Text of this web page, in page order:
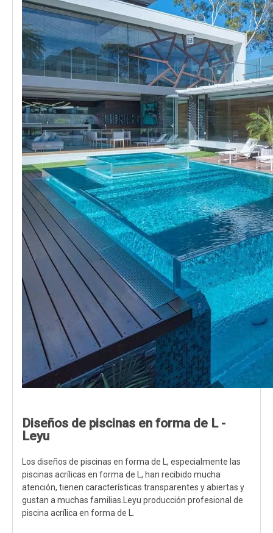
Diseños de piscinas en forma de L -
Leyu
Los diseños de piscinas en forma de L, especialmente las
piscinas acrílicas en forma de L, han recibido mucha
atención, tienen características transparentes y abiertas y
gustan a muchas familias.Leyu producción profesional de
piscina acrílica en forma de L.